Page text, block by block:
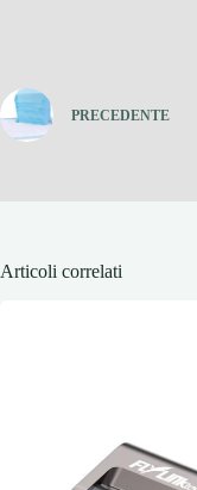
PRECEDENTE
Articoli correlati